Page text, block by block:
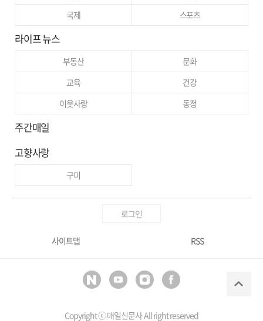
국제
스포츠
라이프 뉴스
부동산
문화
교육
건강
이웃사랑
동정
주간매일
고향사랑
구미
로그인
사이트맵 RSS
Copyright ⓒ매일신문사All right reserved